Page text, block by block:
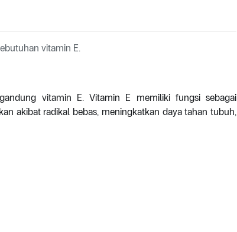
vitamin E.
vitamin E. Vitamin E memiliki fungsi sebagai
akibat radikal bebas, meningkatkan daya tahan tubuh,